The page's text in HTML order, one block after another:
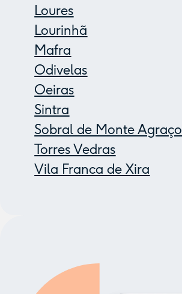
Loures
Lourinhã
Mafra
Odivelas
Oeiras
Sintra
Sobral de Monte Agraço
Torres Vedras
Vila Franca de Xira